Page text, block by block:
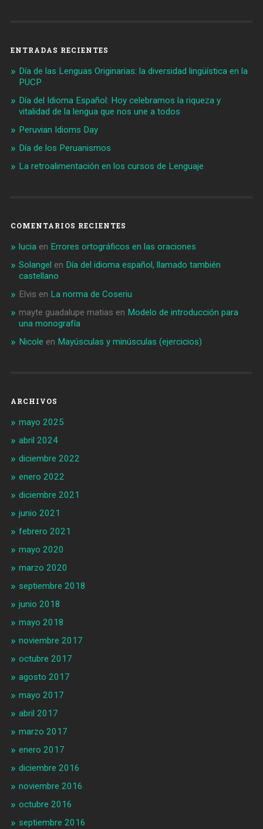
ENTRADAS RECIENTES
Día de las Lenguas Originarias: la diversidad lingüística en la
PUCP
Día del Idioma Español: Hoy celebramos la riqueza y
vitalidad de la lengua que nos une a todos
Peruvian Idioms Day
Día de los Peruanismos
La retroalimentación en los cursos de Lenguaje
COMENTARIOS RECIENTES
luciaen Errores ortográficos en las oraciones
Solangel en Día del idioma español, llamado también
castellano
Elvis en La norma de Coseriu
mayte guadalupe matias en Modelo de introducción para
una monografía
Nicole en Mayúsculas y minúsculas (ejercicios)
ARCHIVOS
mayo 2025
abril 2024
diciembre 2022
enero 2022
diciembre 2021
junio 2021
febrero 2021
mayo 2020
marzo 2020
septiembre 2018
junio 2018
mayo 2018
noviembre 2017
octubre 2017
agosto 2017
mayo 2017
abril 2017
marzo 2017
enero 2017
diciembre 2016
noviembre 2016
octubre 2016
septiembre 2016